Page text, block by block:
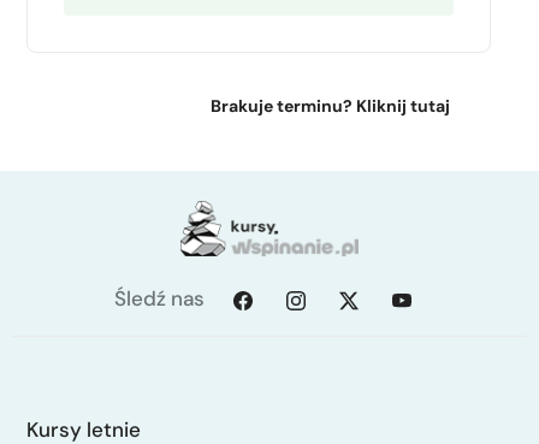
Brakuje terminu? Kliknij tutaj
Śledź nas
Kursy letnie